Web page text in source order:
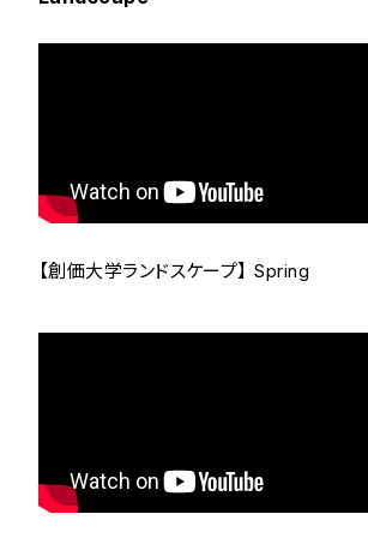
【創価大学ランドスケープ】 Spring